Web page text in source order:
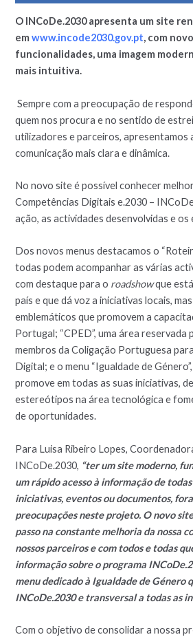
O INCoDe.2030 apresenta um site
emwww.incode2030.gov.pt, com
funcionalidades, uma imagem
mais intuitiva.
Sempre com a preocupação de
quem nos procura e no sentido de
utilizadores e parceiros, apresentamos
comunicação mais clara e dinâmica.
No novo site é possível conhecer
Competências Digitais e.2030 –
ação, as actividades desenvolvidas e os
Dos novos menus destacamos o
todas podem acompanhar as várias
com destaque para o roadshowque
país e que dá voz a iniciativas locais,
emblemáticos que promovem a
Portugal; “CPED”, uma área reservada
membros da Coligação Portuguesa
Digital; e o menu “Igualdade de
promove em todas as suas iniciativas,
estereótipos na área tecnológica e
de oportunidades.
Para Luisa Ribeiro Lopes,
INCoDe.2030, “ter um site moderno,
um rápido acesso à informação de
iniciativas, eventos ou documentos,
preocupações neste projeto. O novo
passo na constante melhoria da nossa
nossos parceiros e com todos e todas
informação sobre o programa
menu dedicado à Igualdade de Género
INCoDe.2030 e transversal a todas as
Com o objetivo de consolidar a nossa